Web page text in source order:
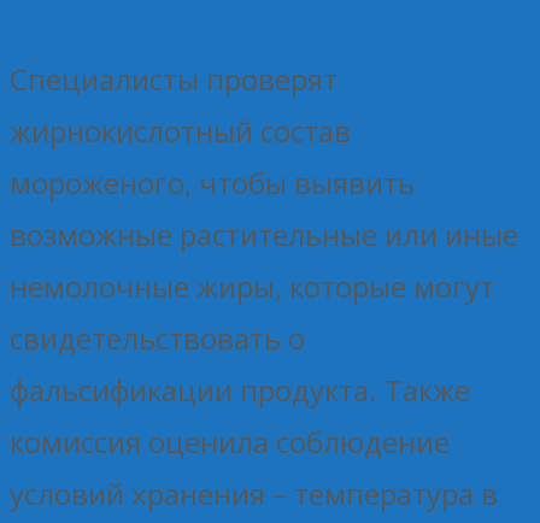
Специалисты проверят
жирнокислотный состав
мороженого, чтобы выявить
возможные растительные или иные
немолочные жиры, которые могут
свидетельствовать о
фальсификации продукта. Также
комиссия оценила соблюдение
условий хранения – температура в